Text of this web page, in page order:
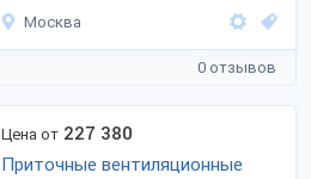
Москва
0 отзывов
Цена от 227 380
Приточные вентиляционные